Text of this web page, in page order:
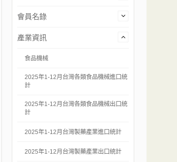
會員名錄
產業資訊
食品機械
2025年1-12月台灣各類食品機械進口統
計
2025年1-12月台灣各類食品機械出口統
計
2025年1-12月台灣製藥產業進口統計
2025年1-12月台灣製藥產業出口統計